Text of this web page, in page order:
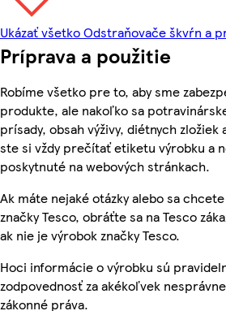
Ukázať všetko Odstraňovače škvŕn a
Príprava a použitie
Robíme všetko pre to, aby sme
produkte, ale nakoľko sa
prísady, obsah výživy, diétnych
ste si vždy prečítať etiketu výrobku a
poskytnuté na webových stránkach.
Ak máte nejaké otázky alebo sa
značky Tesco, obráťte sa na Tesco
ak nie je výrobok značky Tesco.
Hoci informácie o výrobku sú
zodpovednosť za akékoľvek
zákonné práva.